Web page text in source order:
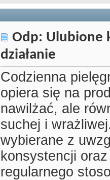
Odp: Ulubione
działanie
Codzienna
opiera się na
nawilżać, ale
suchej i
wybierane z
konsystencji
regularnego